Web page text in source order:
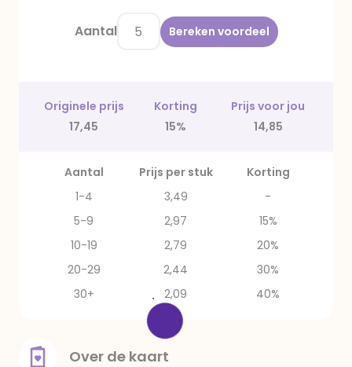
Aantal Bereken voordeel
Originele prijs Korting
Prijs voor jou
17,45
15% 14,85
Aantal Prijs per stuk
Korting
1-4
3,49
-
5-9
2,97
15%
10-19
2,79
20%
20-29
2,44
30%
30+
2,09 40%
Over de kaart